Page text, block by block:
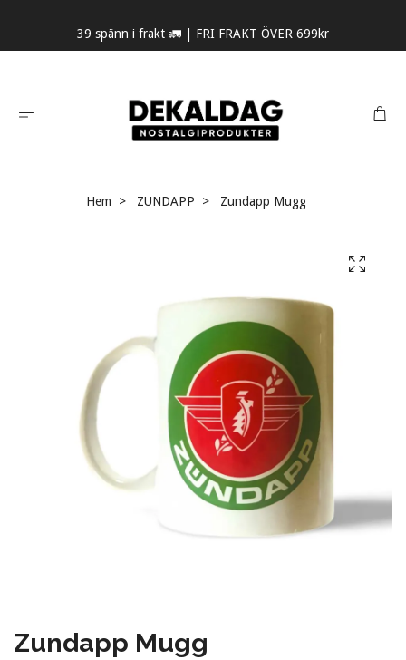
39 spänn i frakt 🚛 | FRI FRAKT ÖVER 699kr
Hem ZUNDAPP Zundapp Mugg
Zundapp Mugg